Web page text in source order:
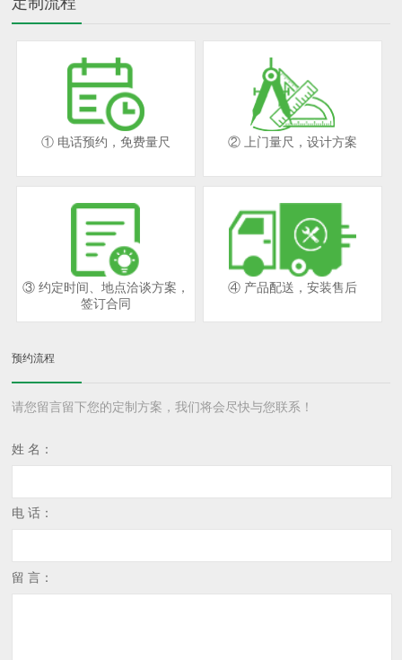
① 电话预约，免费量尺 ② 上门量尺，设计方案
③ 约定时间、地点洽谈方案，
签订合同
④ 产品配送，安装售后
预约流程
请您留言留下您的定制方案，我们将会尽快与您联系！
姓 名：
电 话：
留 言：